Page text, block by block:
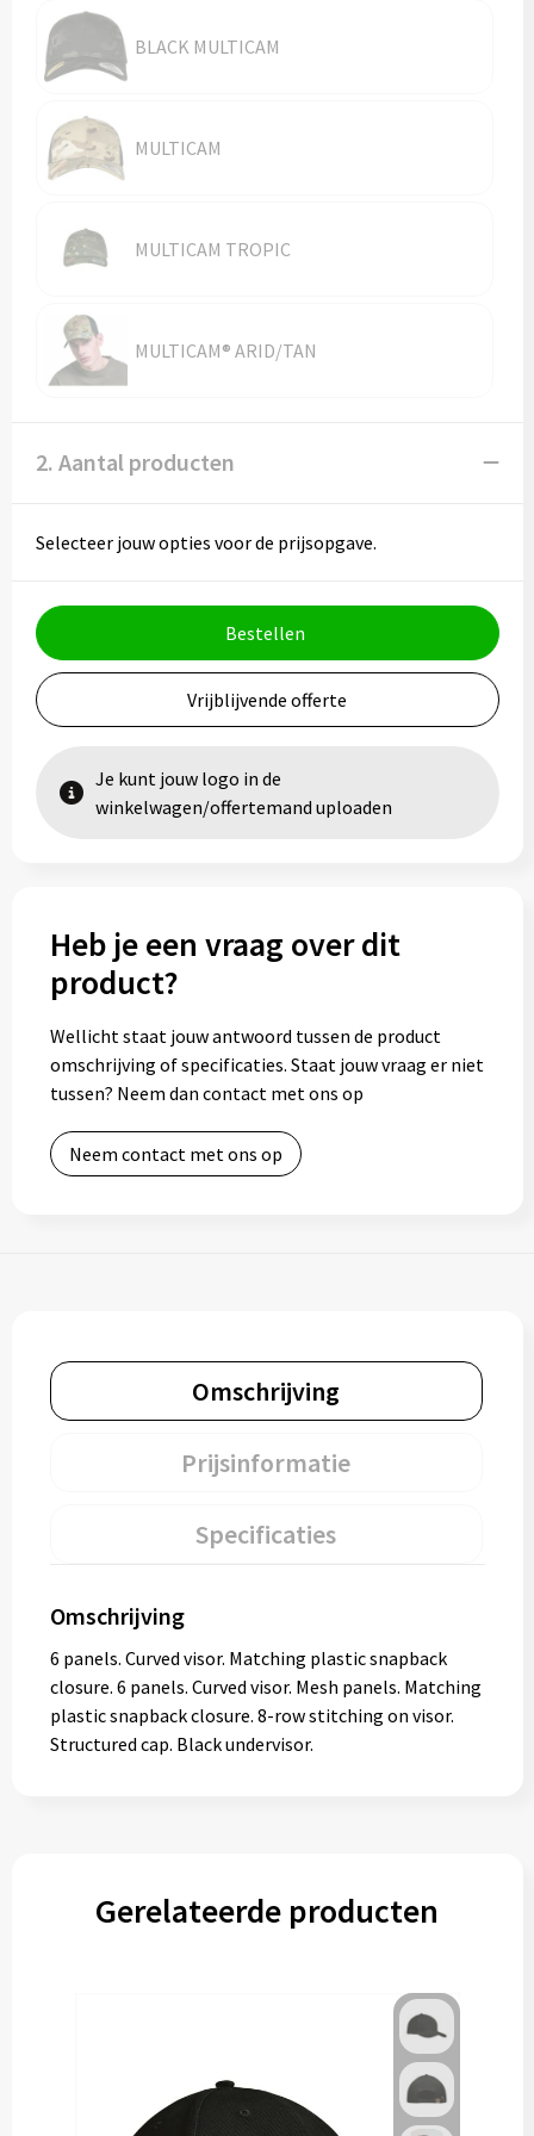
Waterbestendige tassen
BLACK MULTICAM
MULTICAM
MULTICAM TROPIC
MULTICAM® ARID/TAN
2. Aantal producten
Selecteer jouw opties voor de prijsopgave.
Bestellen
Vrijblijvende offerte
Je kunt jouw logo in de
winkelwagen/offertemand uploaden
Heb je een vraag over dit
product?
Wellicht staat jouw antwoord tussen de product
omschrijving of specificaties. Staat jouw vraag er niet
tussen? Neem dan contact met ons op
Neem contact met ons op
Omschrijving
Prijsinformatie
Specificaties
Omschrijving
6 panels. Curved visor. Matching plastic snapback
closure. 6 panels. Curved visor. Mesh panels. Matching
plastic snapback closure. 8-row stitching on visor.
Structured cap. Black undervisor.
Gerelateerde producten